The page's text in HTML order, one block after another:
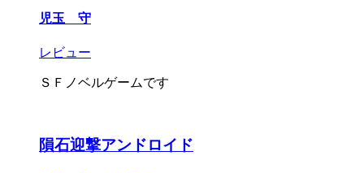
児玉 守
レビュー
ＳＦノベルゲームです
隕石迎撃アンドロイド